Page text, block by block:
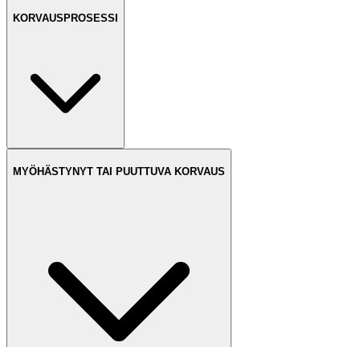
KORVAUSPROSESSI
MYÖHÄSTYNYT TAI PUUTTUVA KORVAUS